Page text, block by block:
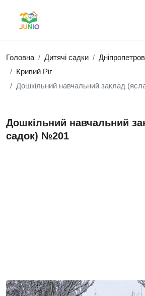
Головна Дитячі садки
Кривий Ріг
Дошкільний навчальний заклад
Дошкільний навчальний
садок) №201